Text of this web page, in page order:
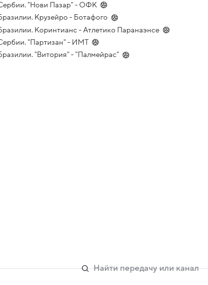
"Нови Пазар" - ОФК
Крузейро - Ботафого
Коринтианс - Атлетико Паранаэнсе
"Партизан" - ИМТ
"Витория" - "Палмейрас"